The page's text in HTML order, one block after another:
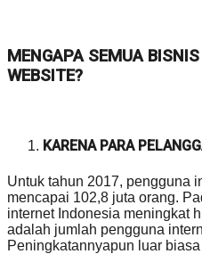
MENGAPA SEMUA
WEBSITE?
KARENA PARA
Untuk tahun 2017, pengguna
mencapai 102,8 juta orang.
internet Indonesia meningkat
adalah jumlah pengguna
Peningkatannyapun luar biasa